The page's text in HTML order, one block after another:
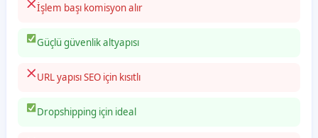
İşlem başı komisyon alır
Güçlü güvenlik altyapısı
URL yapısı SEO için kısıtlı
Dropshipping için ideal